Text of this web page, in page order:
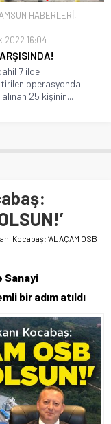
HABERLERİ,
2022 16:04
7 ilde
operasyonda
25 kişinin...
Kocabaş: ‘ALAÇAM OSB
Sanayi
bir adım atıldı